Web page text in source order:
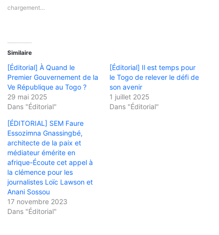
chargement…
Similaire
[Éditorial] À Quand le
Premier Gouvernement de la
Ve République au Togo ?
29 mai 2025
Dans "Éditorial"
[Éditorial] Il est temps pour
le Togo de relever le défi de
son avenir
1 juillet 2025
Dans "Éditorial"
[ÉDITORIAL] SEM Faure
Essozimna Gnassingbé,
architecte de la paix et
médiateur émérite en
afrique-Écoute cet appel à
la clémence pour les
journalistes Loïc Lawson et
Anani Sossou
17 novembre 2023
Dans "Éditorial"